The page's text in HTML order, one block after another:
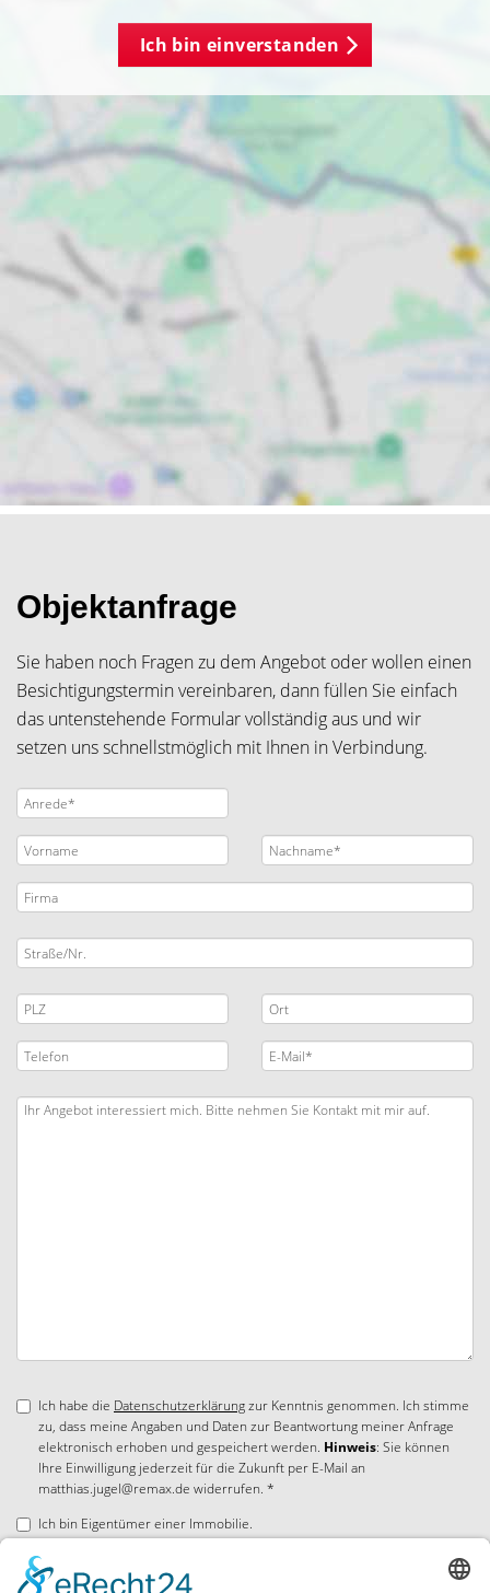
Ich bin einverstanden
Objektanfrage
Sie haben noch Fragen zu dem Angebot oder wollen einen
Besichtigungstermin vereinbaren, dann füllen Sie einfach
das untenstehende Formular vollständig aus und wir
setzen uns schnellstmöglich mit Ihnen in Verbindung.
Ich habe die Datenschutzerklärungzur Kenntnis genommen. Ich stimme
zu, dass meine Angaben und Daten zur Beantwortung meiner Anfrage
elektronisch erhoben und gespeichert werden. Hinweis: Sie können
Ihre Einwilligung jederzeit für die Zukunft per E-Mail an
matthias.jugel@remax.de widerrufen. *
Ich bin Eigentümer einer Immobilie.
* Pflichtfelder